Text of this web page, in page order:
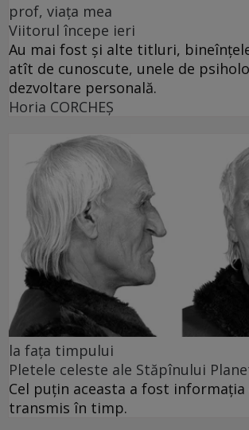
prof, viața mea
Viitorul începe ieri
Au mai fost și alte titluri,
atît de cunoscute, unele de
dezvoltare personală.
Horia CORCHEŞ
la fața timpului
Pletele celeste ale Stăpînului
Cel puţin aceasta a fost informaţia
transmis în timp.